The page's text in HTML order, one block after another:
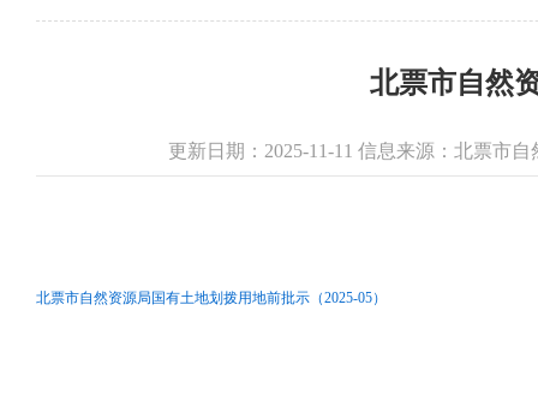
北票市自然
更新日期：2025-11-11 信息来源：北票市
北票市自然资源局国有土地划拨用地前批示（2025-05）